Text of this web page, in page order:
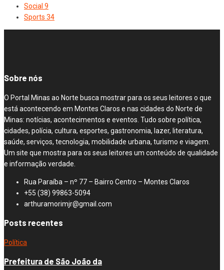
Social 9
Sports 34
Sobre nós
O Portal Minas ao Norte busca mostrar para os seus leitores o que
está acontecendo em Montes Claros e nas cidades do Norte de
Minas: notícias, acontecimentos e eventos. Tudo sobre política,
cidades, polícia, cultura, esportes, gastronomia, lazer, literatura,
saúde, serviços, tecnologia, mobilidade urbana, turismo e viagem.
Um site que mostra para os seus leitores um conteúdo de qualidade
e informação verdade.
Rua Paraíba – nº 77 – Bairro Centro – Montes Claros
+55 (38) 99863-5094
arthuramorimjr@gmail.com
Posts recentes
Política
Prefeitura de São João da